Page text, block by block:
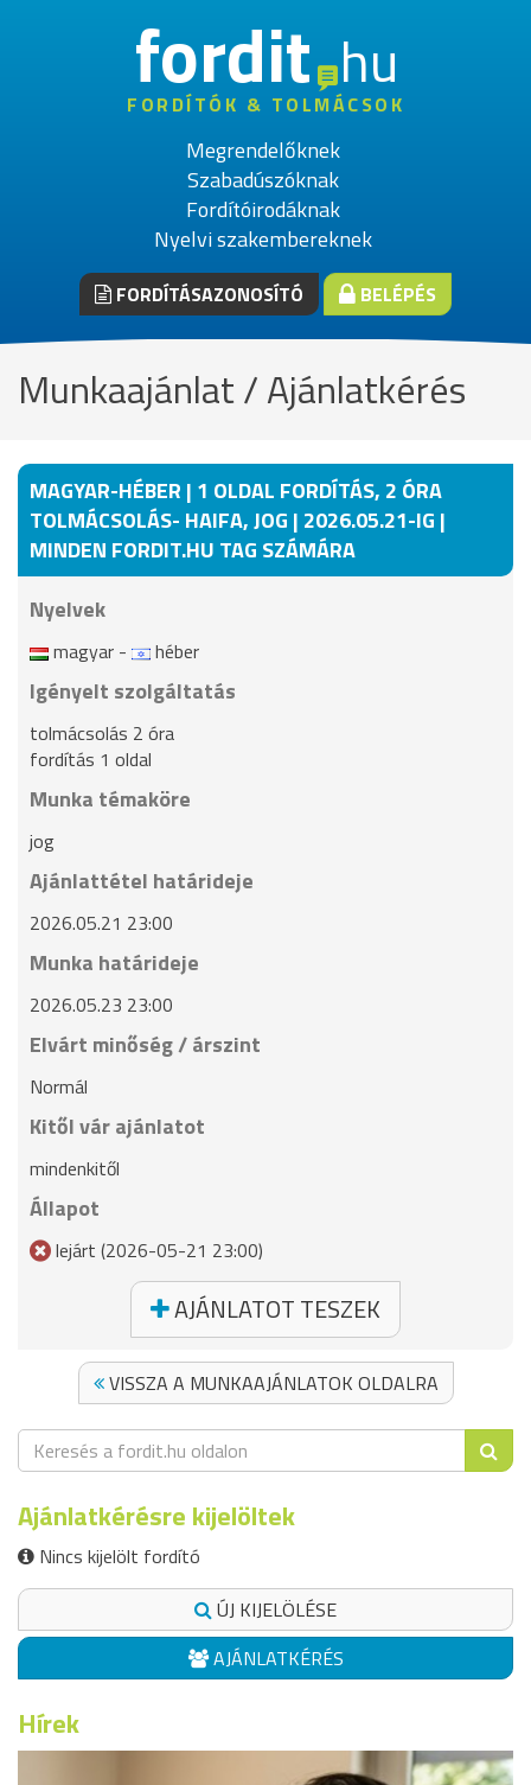
fordithu
FORDÍTÓK & TOLMÁCSOK
Megrendelőknek
Szabadúszóknak
Fordítóirodáknak
Nyelvi szakembereknek
FORDÍTÁSAZONOSÍTÓ BELÉPÉS
Munkaajánlat / Ajánlatkérés
MAGYAR-HÉBER | 1 OLDAL FORDÍTÁS, 2 ÓRA
TOLMÁCSOLÁS- HAIFA, JOG | 2026.05.21-IG |
MINDEN FORDIT.HU TAG SZÁMÁRA
Nyelvek
magyar - héber
Igényelt szolgáltatás
tolmácsolás 2 óra
fordítás 1 oldal
Munka témaköre
jog
Ajánlattétel határideje
2026.05.21 23:00
Munka határideje
2026.05.23 23:00
Elvárt minőség / árszint
Normál
Kitől vár ajánlatot
mindenkitől
Állapot
lejárt (2026-05-21 23:00)
AJÁNLATOT TESZEK
VISSZA A MUNKAAJÁNLATOK OLDALRA
Ajánlatkérésre kijelöltek
Nincs kijelölt fordító
ÚJ KIJELÖLÉSE
AJÁNLATKÉRÉS
Hírek